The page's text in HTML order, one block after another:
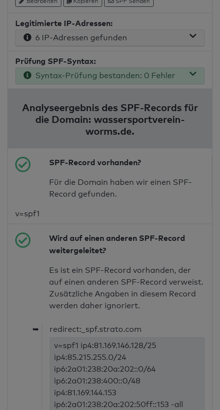
Legitimierte IP-Adressen:
6 IP-Adressen gefunden
Prüfung SPF-Syntax:
Syntax-Prüfung bestanden: 0 Fehler
Analyseergebnis des SPF-Records für
die Domain: wassersportverein-
worms.de.
SPF-Record vorhanden?
Für die Domain haben wir einen SPF-
Record gefunden.
v=spf1
Wird auf einen anderen SPF-Record
weitergeleitet?
Es ist ein SPF-Record vorhanden, der
auf einen anderen SPF-Record verweist.
Zusätzliche Angaben in diesem Record
werden daher ignoriert.
➥
redirect:_spf.strato.com
v=spf1 ip4:81.169.146.128/25
ip4:85.215.255.0/24
ip6:2a01:238:20a:202::0/64
ip6:2a01:238:400::0/48
ip4:81.169.144.153
ip6:2a01:238:20a:202:50ff::153 -all